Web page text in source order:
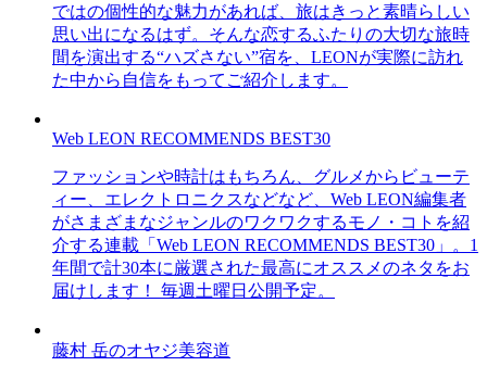
ではの個性的な魅力があれば、旅はきっと素晴らしい
思い出になるはず。そんな恋するふたりの大切な旅時
間を演出する“ハズさない”宿を、LEONが実際に訪れ
た中から自信をもってご紹介します。
Web LEON RECOMMENDS BEST30
ファッションや時計はもちろん、グルメからビューテ
ィー、エレクトロニクスなどなど、Web LEON編集者
がさまざまなジャンルのワクワクするモノ・コトを紹
介する連載「Web LEON RECOMMENDS BEST30」。1
年間で計30本に厳選された最高にオススメのネタをお
届けします！ 毎週土曜日公開予定。
藤村 岳のオヤジ美容道